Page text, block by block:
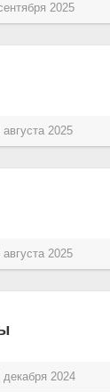
2025
августа 2025
августа 2025
декабря 2024